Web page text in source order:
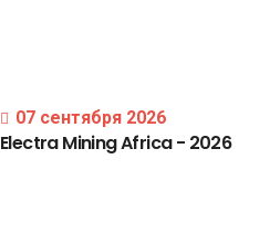
07 сентября 2026
ElectraMiningAfrica- 2026